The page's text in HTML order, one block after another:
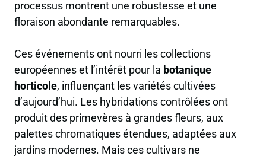
processus montrent une robustesse et une
floraison abondante remarquables.
Ces événements ont nourri les collections
européennes et l’intérêt pour la botanique
horticole, influençant les variétés cultivées
d’aujourd’hui. Les hybridations contrôlées ont
produit des primevères à grandes fleurs, aux
palettes chromatiques étendues, adaptées aux
jardins modernes. Mais ces cultivars ne